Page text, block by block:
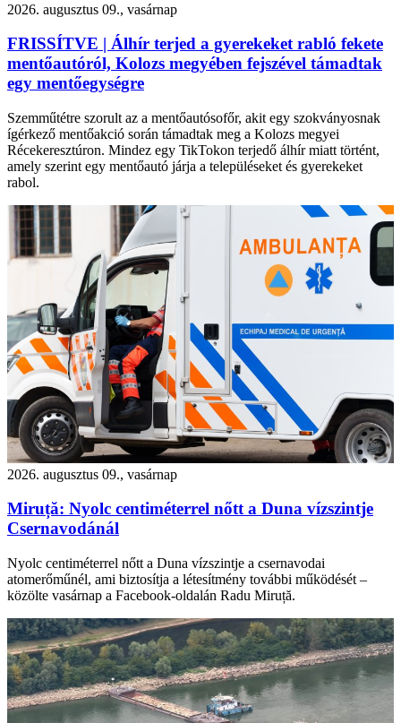
2026. augusztus 09., vasárnap
FRISSÍTVE | Álhír terjed a gyerekeket rabló fekete
mentőautóról, Kolozs megyében fejszével támadtak
egy mentőegységre
Szemműtétre szorult az a mentőautósofőr, akit egy szokványosnak
ígérkező mentőakció során támadtak meg a Kolozs megyei
Récekeresztúron. Mindez egy TikTokon terjedő álhír miatt történt,
amely szerint egy mentőautó járja a településeket és gyerekeket
rabol.
2026. augusztus 09., vasárnap
Miruță: Nyolc centiméterrel nőtt a Duna vízszintje
Csernavodánál
Nyolc centiméterrel nőtt a Duna vízszintje a csernavodai
atomerőműnél, ami biztosítja a létesítmény további működését –
közölte vasárnap a Facebook-oldalán Radu Miruță.